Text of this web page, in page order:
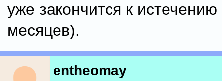
уже закончится к истечению
месяцев).
entheomay